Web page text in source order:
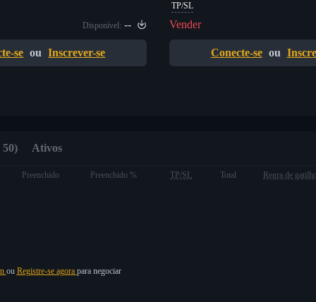
Disponível: --
se ou Inscrever-se
TP/SL
Vender
Conecte-se ou
50) Ativos
Preenchido Preenchido % TP/SL Total Regra de
ou Registre-se agora para negociar